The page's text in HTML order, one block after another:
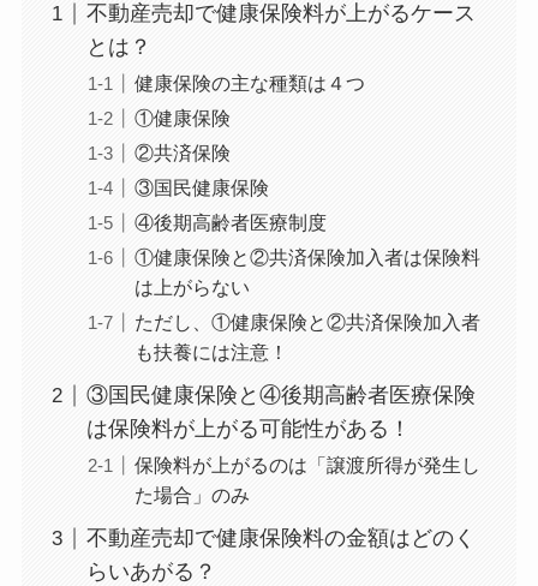
不動産売却で健康保険料が上がるケース
とは？
健康保険の主な種類は４つ
①健康保険
②共済保険
③国民健康保険
④後期高齢者医療制度
①健康保険と②共済保険加入者は保険料
は上がらない
ただし、①健康保険と②共済保険加入者
も扶養には注意！
③国民健康保険と④後期高齢者医療保険
は保険料が上がる可能性がある！
保険料が上がるのは「譲渡所得が発生し
た場合」のみ
不動産売却で健康保険料の金額はどのく
らいあがる？